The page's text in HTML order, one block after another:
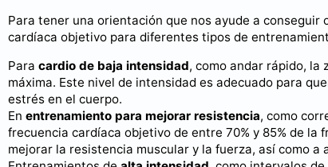
Para tener una orientación que nos ayude a
cardíaca objetivo para diferentes tipos de
Para cardio de baja intensidad, como andar rápido, la
máxima. Este nivel de intensidad es adecuado para
estrés en el cuerpo.
En entrenamiento para mejorar resistencia, como
frecuencia cardíaca objetivo de entre 70% y 85% de
mejorar la resistencia muscular y la fuerza, así como a